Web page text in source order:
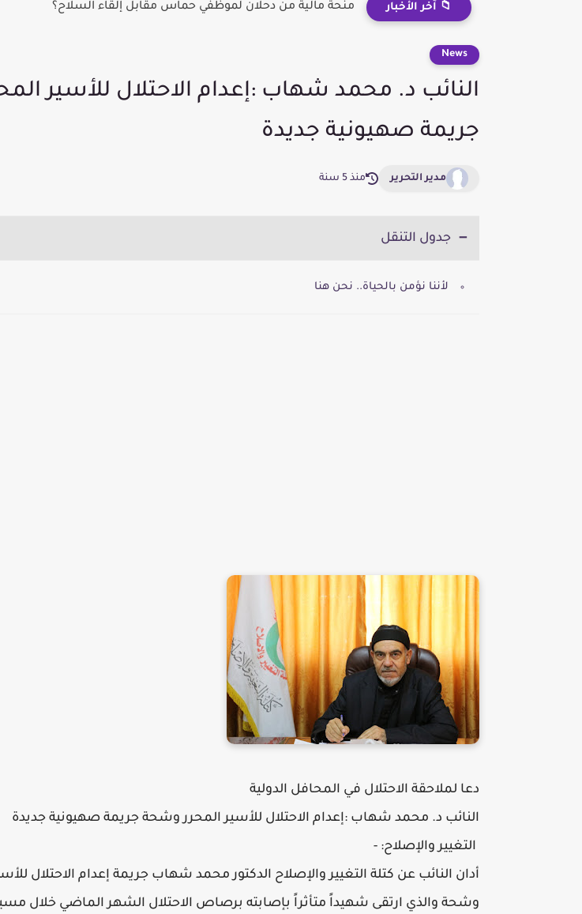
📁 آخر الأخبار منحة مالية من دحلان لموظفي حماس مقابل إلقاء السلاح؟
News
النائب د. محمد شهاب :إعدام الاحتلال للأسير
جريمة صهيونية جديدة
مدير التحرير منذ 5 سنة
جدول التنقل
لأننا نؤمن بالحياة.. نحن هنا
دعا لملاحقة الاحتلال في المحافل الدولية
النائب د. محمد شهاب :إعدام الاحتلال للأسير المحرر وشحة جريمة صهيونية جديدة
التغيير والإصلاح: -
أدان النائب عن كتلة التغيير والإصلاح الدكتور محمد شهاب جريمة إعدام الاحتلال
وشحة والذي ارتقى شهيداً متأثراً بإصابته برصاص الاحتلال الشهر الماضي خلال